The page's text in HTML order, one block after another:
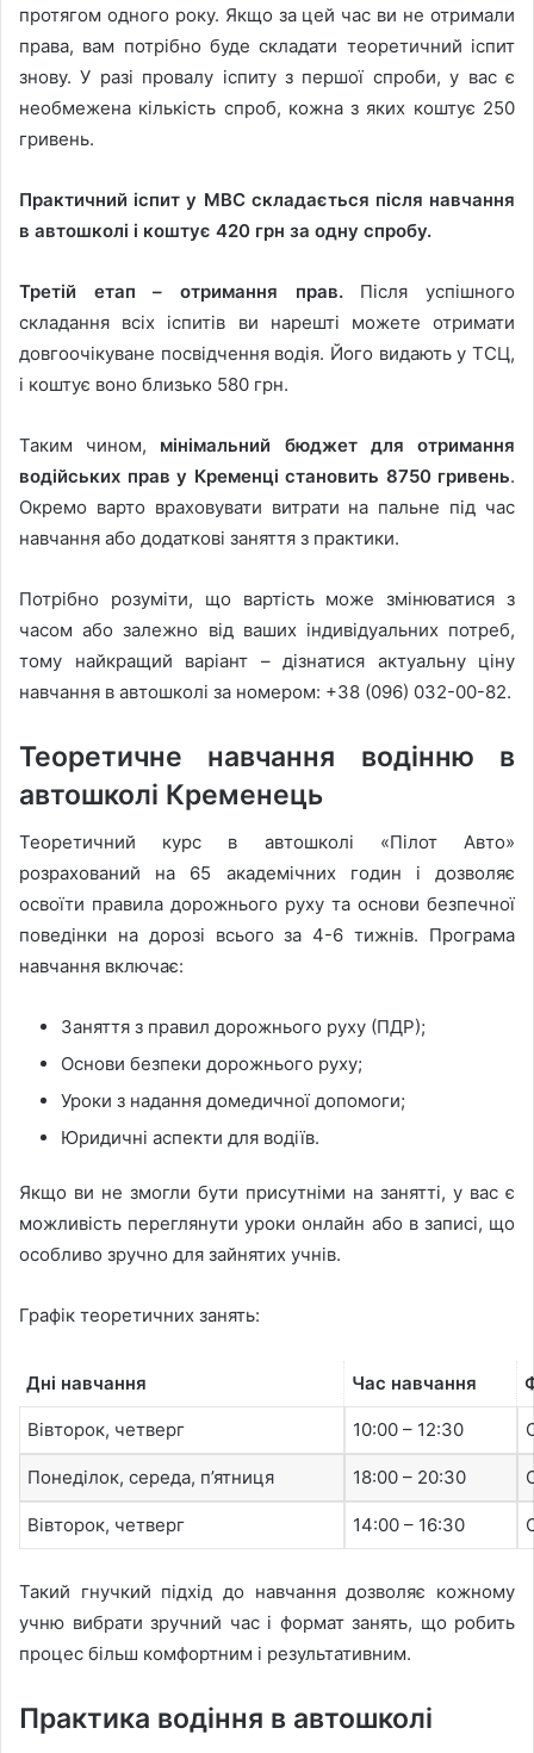
протягом одного року. Якщо за цей час ви не отримали
права, вам потрібно буде складати теоретичний іспит
знову. У разі провалу іспиту з першої спроби, у вас є
необмежена кількість спроб, кожна з яких коштує 250
гривень.
Практичний іспит у МВС складається після навчання
в автошколі і коштує 420 грн за одну спробу.
Третій етап – отримання прав.Після успішного
складання всіх іспитів ви нарешті можете отримати
довгоочікуване посвідчення водія. Його видають у ТСЦ,
і коштує воно близько 580 грн.
Таким чином, мінімальний бюджет для отримання
водійських прав у Кременці становить 8750 гривень.
Окремо варто враховувати витрати на пальне під час
навчання або додаткові заняття з практики.
Потрібно розуміти, що вартість може змінюватися з
часом або залежно від ваших індивідуальних потреб,
тому найкращий варіант – дізнатися актуальну ціну
навчання в автошколі за номером: +38 (096) 032-00-82.
Теоретичне навчання водінню в
автошколі Кременець
Теоретичний курс в автошколі «Пілот Авто»
розрахований на 65 академічних годин і дозволяє
освоїти правила дорожнього руху та основи безпечної
поведінки на дорозі всього за 4-6 тижнів. Програма
навчання включає:
Заняття з правил дорожнього руху (ПДР);
Основи безпеки дорожнього руху;
Уроки з надання домедичної допомоги;
Юридичні аспекти для водіїв.
Якщо ви не змогли бути присутніми на занятті, у вас є
можливість переглянути уроки онлайн або в записі, що
особливо зручно для зайнятих учнів.
Графік теоретичних занять:
Дні навчання Час навчання
Вівторок, четверг 10:00 – 12:30
Понеділок, середа, п’ятниця 18:00 – 20:30
Вівторок, четверг 14:00 – 16:30
Такий гнучкий підхід до навчання дозволяє кожному
учню вибрати зручний час і формат занять, що робить
процес більш комфортним і результативним.
Практика водіння в автошколі